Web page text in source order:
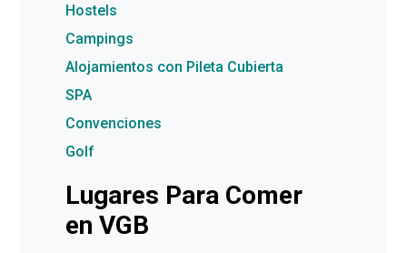
Hostels
Campings
Alojamientos con Pileta Cubierta
SPA
Convenciones
Golf
Lugares Para Comer
en VGB